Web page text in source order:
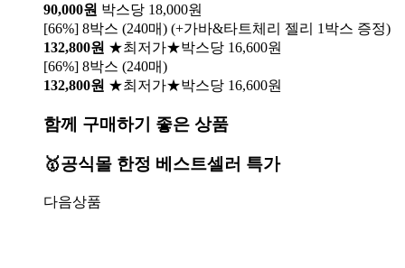
90,000원 박스당 18,000원
[66%] 8박스 (240매) (+가바&타트체리 젤리 1박스 증정)
132,800원 ★최저가★박스당 16,600원
[66%] 8박스 (240매)
132,800원 ★최저가★박스당 16,600원
함께 구매하기 좋은 상품
🥇공식몰 한정 베스트셀러 특가
다음상품